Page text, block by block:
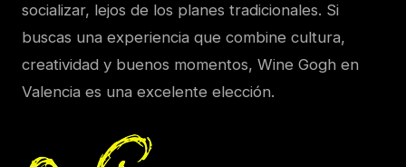
socializar, lejos de los planes tradicionales. Si
buscas una experiencia que combine cultura,
creatividad y buenos momentos, Wine Gogh en
Valencia es una excelente elección.